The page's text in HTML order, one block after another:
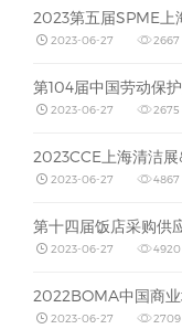
2023第五届SPME上
2023-06-27 2667
第104届中国劳动保
2023-06-27 2675
2023CCE上海清洁
2023-06-27 4867
第十四届饭店采购供
2023-06-27 4920
2022BOMA中国商
2023-06-27 2709